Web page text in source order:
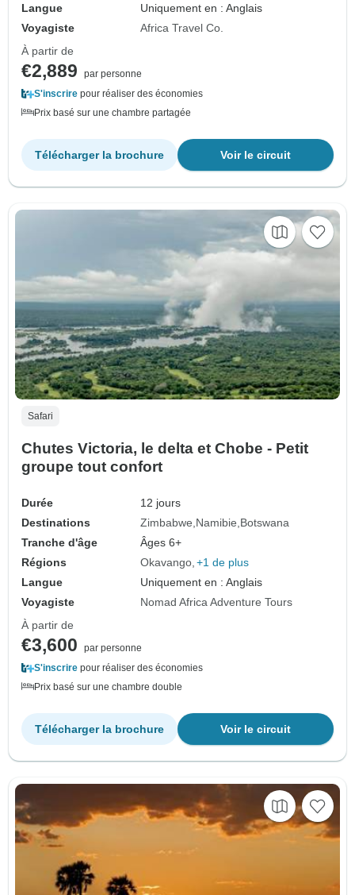
Langue
Uniquement en : Anglais
Voyagiste
Africa Travel Co.
À partir de
€2,889
par personne
S'inscrire pour réaliser des économies
Prix basé sur une chambre partagée
Voir le circuit
Télécharger la brochure
Safari
Chutes Victoria, le delta et Chobe - Petit
groupe tout confort
Durée
12 jours
Destinations
Zimbabwe Namibie Botswana
Tranche d'âge
Âges 6+
Régions
Okavango +1 de plus
Langue
Uniquement en : Anglais
Voyagiste
Nomad Africa Adventure Tours
À partir de
€3,600
par personne
S'inscrire pour réaliser des économies
Prix basé sur une chambre double
Voir le circuit
Télécharger la brochure